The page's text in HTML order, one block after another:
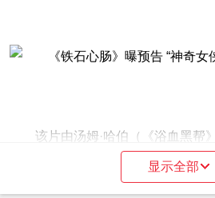
该片由汤姆·哈伯（《浴血黑帮
任导演，艾莉森·施罗德（《隐藏人
宾》）联合执笔剧本。据悉，加朵
显示全部